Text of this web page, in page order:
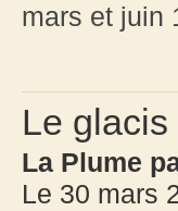
mars et juin
Le
La Plume
Le 30 mars